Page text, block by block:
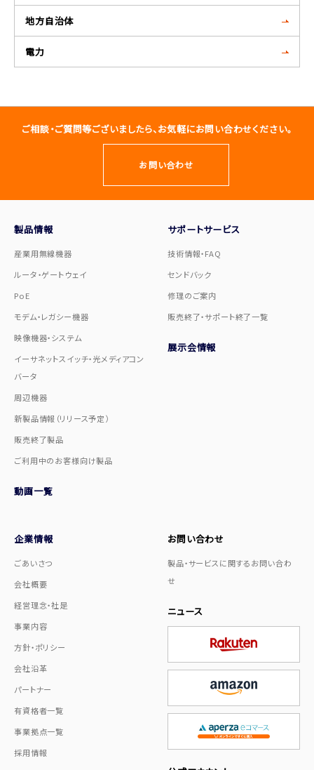
地方自治体
電力
ご相談・ご質問等ございましたら、お気軽にお問い合わせください。
お問い合わせ
製品情報
産業用無線機器
ルータ・ゲートウェイ
PoE
モデム・レガシー機器
映像機器・システム
イーサネットスイッチ・光メディアコン
バータ
周辺機器
新製品情報（リリース予定）
販売終了製品
ご利用中のお客様向け製品
動画一覧
サポートサービス
技術情報・FAQ
センドバック
修理のご案内
販売終了・サポート終了一覧
展示会情報
企業情報
ごあいさつ
会社概要
経営理念・社是
事業内容
方針・ポリシー
会社沿革
パートナー
有資格者一覧
事業拠点一覧
採用情報
お問い合わせ
製品・サービスに関するお問い合わ
せ
ニュース